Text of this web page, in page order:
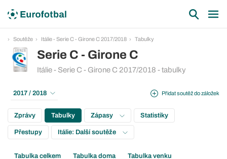
Soutěže Itálie - Serie C - Girone C 2017/2018 Tabulky
Serie C - Girone C
Itálie - Serie C - Girone C 2017/2018 - tabulky
Přidat soutěž do záložek
2017 / 2018
Zprávy Tabulky Zápasy Statistiky
Přestupy Itálie: Další soutěže
Tabulka celkem Tabulka doma Tabulka venku